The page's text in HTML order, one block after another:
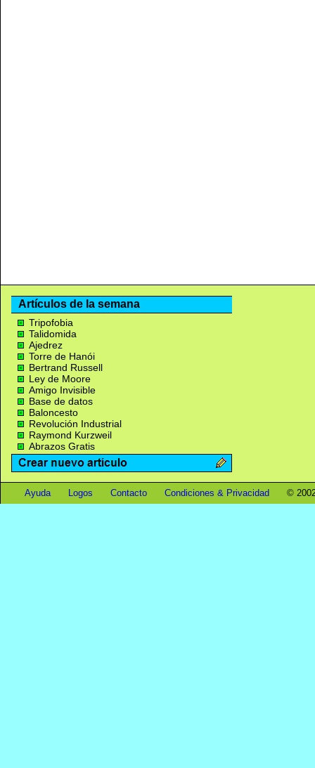
Artículos de la semana
Tripofobia
Talidomida
Ajedrez
Torre de Hanói
Bertrand Russell
Ley de Moore
Amigo Invisible
Base de datos
Baloncesto
Revolución Industrial
Raymond Kurzweil
Abrazos Gratis
Ayuda Logos Contacto Condiciones & Privacidad ©